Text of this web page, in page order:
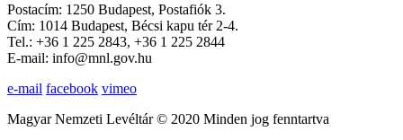
Postacím: 1250 Budapest, Postafiók 3.
Cím: 1014 Budapest, Bécsi kapu tér 2-4.
Tel.: +36 1 225 2843, +36 1 225 2844
E-mail: info@mnl.gov.hu
e-mail facebook vimeo
Magyar Nemzeti Levéltár © 2020 Minden jog fenntartva